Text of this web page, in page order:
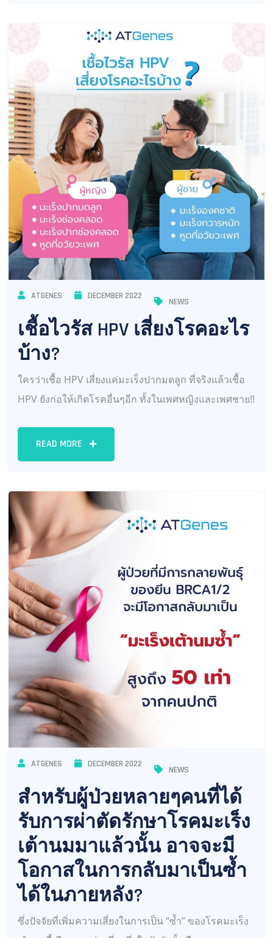
ATGENES DECEMBER 2022
NEWS
เชื้อไวรัส HPV เสี่ยงโรคอะไร
บ้าง?
ใครว่าเชื้อ HPV เสี่ยงแค่มะเร็งปากมดลูก ที่จริงแล้วเชื้อ
HPV ยังก่อให้เกิดโรคอื่นๆอีก ทั้งในเพศหญิงและเพศชาย!!
READ MORE
ATGENES DECEMBER 2022
NEWS
สำหรับผู้ป่วยหลายๆคนที่ได้
รับการผ่าตัดรักษาโรคมะเร็ง
เต้านมมาแล้วนั้น อาจจะมี
โอกาสในการกลับมาเป็นซ้ำ
ได้ในภายหลัง?
ซึ่งปัจจัยที่เพิ่มความเสี่ยงในการเป็น “ซ้ำ” ของโรคมะเร็ง